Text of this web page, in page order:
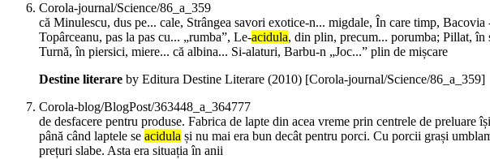
Corola-journal/Science/86_a_359
că Minulescu, dus pe... cale, Strângea savori exotice-n... migdale, În care timp,
Topârceanu, pas la pas cu... „rumba”, Le-acidula, din plin, precum... porumba; Pillat,
Turnă, în piersici, miere... că albina... Si-alaturi, Barbu-n „Joc...” plin de mișcare
Destine literare by Editura Destine Literare (2010) [Corola-journal/Science/86_a_359]
Corola-blog/BlogPost/363448_a_364777
de desfacere pentru produse. Fabrica de lapte din acea vreme prin centrele de
până când laptele se acidula și nu mai era bun decât pentru porci. Cu porcii grași
prețuri slabe. Asta era situația în anii